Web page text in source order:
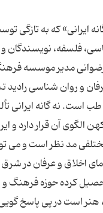
ایرانی» که به
فلسفه، نویسندگان
مدیر موسسه
و روان شناسی
است. نه گانه ایرانی
الگوی آن قرار دارد و
مد نظر است و می
اخلاق و عرفان در
کرده حوزه فرهنگ
هنر است در پی پاسخ